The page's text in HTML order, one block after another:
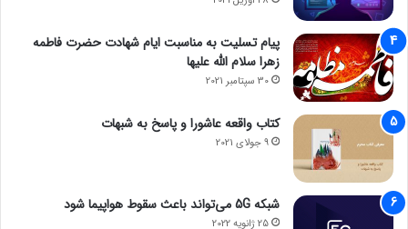
پیام تسلیت به مناسبت ایام شهادت حضرت فاطمه
زهرا سلام الله علیها
30 سپتامبر 2021
کتاب واقعه عاشورا و پاسخ به شبهات
9 جولای 2021
شبکه 5G می‌تواند باعث سقوط هواپیما شود
25 ژانویه 2022